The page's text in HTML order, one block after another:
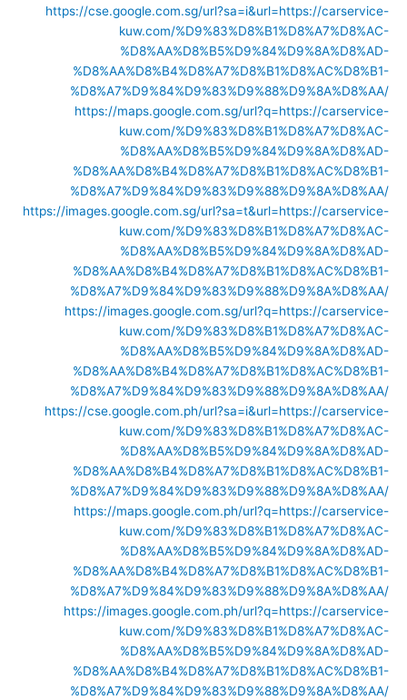
https://cse.google.com.sg/url?sa=i&url=https://carservice-
kuw.com/%D9%83%D8%B1%D8%A7%D8%AC-
%D8%AA%D8%B5%D9%84%D9%8A%D8%AD-
%D8%AA%D8%B4%D8%A7%D8%B1%D8%AC%D8%B1-
%D8%A7%D9%84%D9%83%D9%88%D9%8A%D8%AA/
https://maps.google.com.sg/url?q=https://carservice-
kuw.com/%D9%83%D8%B1%D8%A7%D8%AC-
%D8%AA%D8%B5%D9%84%D9%8A%D8%AD-
%D8%AA%D8%B4%D8%A7%D8%B1%D8%AC%D8%B1-
%D8%A7%D9%84%D9%83%D9%88%D9%8A%D8%AA/
https://images.google.com.sg/url?sa=t&url=https://carservice-
kuw.com/%D9%83%D8%B1%D8%A7%D8%AC-
%D8%AA%D8%B5%D9%84%D9%8A%D8%AD-
%D8%AA%D8%B4%D8%A7%D8%B1%D8%AC%D8%B1-
%D8%A7%D9%84%D9%83%D9%88%D9%8A%D8%AA/
https://images.google.com.sg/url?q=https://carservice-
kuw.com/%D9%83%D8%B1%D8%A7%D8%AC-
%D8%AA%D8%B5%D9%84%D9%8A%D8%AD-
%D8%AA%D8%B4%D8%A7%D8%B1%D8%AC%D8%B1-
%D8%A7%D9%84%D9%83%D9%88%D9%8A%D8%AA/
https://cse.google.com.ph/url?sa=i&url=https://carservice-
kuw.com/%D9%83%D8%B1%D8%A7%D8%AC-
%D8%AA%D8%B5%D9%84%D9%8A%D8%AD-
%D8%AA%D8%B4%D8%A7%D8%B1%D8%AC%D8%B1-
%D8%A7%D9%84%D9%83%D9%88%D9%8A%D8%AA/
https://maps.google.com.ph/url?q=https://carservice-
kuw.com/%D9%83%D8%B1%D8%A7%D8%AC-
%D8%AA%D8%B5%D9%84%D9%8A%D8%AD-
%D8%AA%D8%B4%D8%A7%D8%B1%D8%AC%D8%B1-
%D8%A7%D9%84%D9%83%D9%88%D9%8A%D8%AA/
https://images.google.com.ph/url?q=https://carservice-
kuw.com/%D9%83%D8%B1%D8%A7%D8%AC-
%D8%AA%D8%B5%D9%84%D9%8A%D8%AD-
%D8%AA%D8%B4%D8%A7%D8%B1%D8%AC%D8%B1-
%D8%A7%D9%84%D9%83%D9%88%D9%8A%D8%AA/